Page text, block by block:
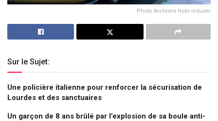
Photo Archives Hobi industri
Sur le Sujet:
Une policière italienne pour renforcer la sécurisation de
Lourdes et des sanctuaires
Un garçon de 8 ans brûlé par l’explosion de sa boule anti-